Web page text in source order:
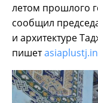
летом прошлого
сообщил
и архитектуре
пишет